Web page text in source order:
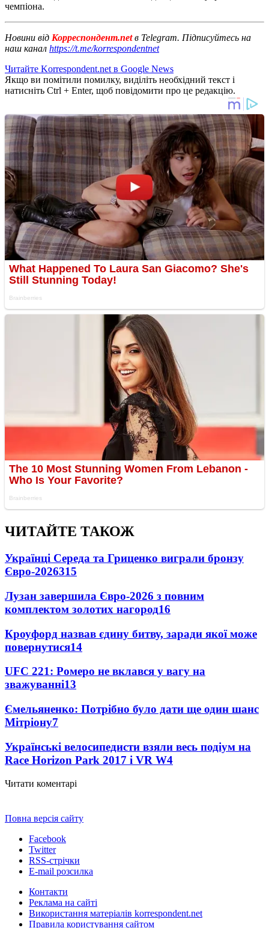
чемпіона.
Новини від Корреспондент.netв Telegram. Підписуйтесь на
наш канал https://t.me/korrespondentnet
Читайте Korrespondent.net в Google News
Якщо ви помітили помилку, виділіть необхідний текст і
натисніть Ctrl + Enter, щоб повідомити про це редакцію.
ЧИТАЙТЕ ТАКОЖ
Українці Середа та Гриценко виграли бронзу
Євро-2026315
Лузан завершила Євро-2026 з повним
комплектом золотих нагород16
Кроуфорд назвав єдину битву, заради якої може
повернутися14
UFC 221: Ромеро не вклався у вагу на
зважуванні13
Ємельяненко: Потрібно було дати ще один шанс
Мітріону7
Українські велосипедисти взяли весь подіум на
Race Horizon Park 2017 і VR W4
Читати коментарі
Повна версія сайту
Facebook
Twitter
RSS-стрічки
E-mail розсилка
Контакти
Реклама на сайті
Використання матеріалів korrespondent.net
Правила користування сайтом